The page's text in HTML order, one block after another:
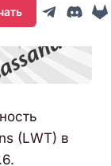
(LWT) в